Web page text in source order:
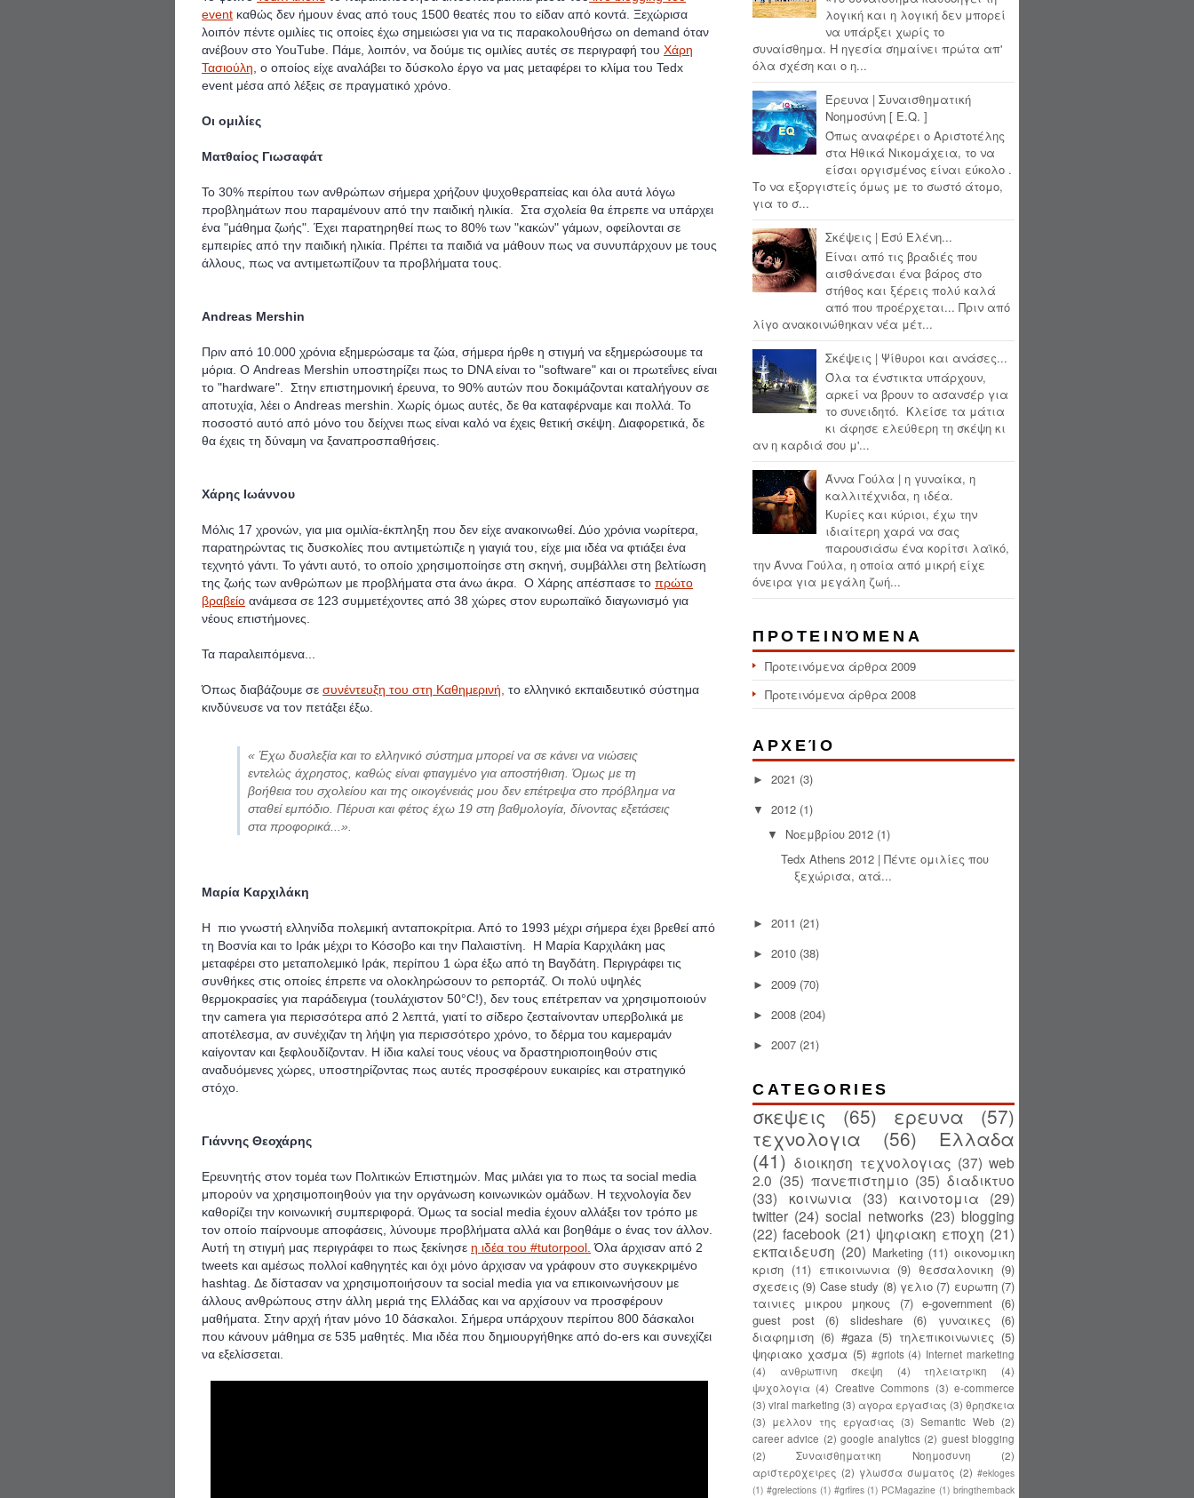
event καθώς δεν ήμουν ένας από τους 1500 θεατές που το είδαν από κοντά. Ξεχώρισα
λοιπόν πέντε ομιλίες τις οποίες έχω σημειώσει για να τις παρακολουθήσω on demand όταν
ανέβουν στο YouTube. Πάμε, λοιπόν, να δούμε τις ομιλίες αυτές σε περιγραφή του Χάρη
Τασιούλη , ο οποίος είχε αναλάβει το δύσκολο έργο να μας μεταφέρει το κλίμα του Tedx
event μέσα από λέξεις σε πραγματικό χρόνο.
Οι ομιλίες
Ματθαίος Γιωσαφάτ
Το 30% περίπου των ανθρώπων σήμερα χρήζουν ψυχοθεραπείας και όλα αυτά λόγω
προβλημάτων που παραμένουν από την παιδική ηλικία. Στα σχολεία θα έπρεπε να υπάρχει
ένα "μάθημα ζωής". Έχει παρατηρηθεί πως το 80% των "κακών" γάμων, οφείλονται σε
εμπειρίες από την παιδική ηλικία. Πρέπει τα παιδιά να μάθουν πως να συνυπάρχουν με τους
άλλους, πως να αντιμετωπίζουν τα προβλήματα τους.
Andreas Mershin
Πριν από 10.000 χρόνια εξημερώσαμε τα ζώα, σήμερα ήρθε η στιγμή να εξημερώσουμε τα
μόρια. Ο Andreas Mershin υποστηρίζει πως το DNA είναι το "software" και οι πρωτεΐνες είναι
το "hardware". Στην επιστημονική έρευνα, το 90% αυτών που δοκιμάζονται καταλήγουν σε
αποτυχία, λέει ο Andreas mershin. Χωρίς όμως αυτές, δε θα καταφέρναμε και πολλά. Το
ποσοστό αυτό από μόνο του δείχνει πως είναι καλό να έχεις θετική σκέψη. Διαφορετικά, δε
θα έχεις τη δύναμη να ξαναπροσπαθήσεις.
Χάρης Ιωάννου
Μόλις 17 χρονών, για μια ομιλία-έκπληξη που δεν είχε ανακοινωθεί. Δύο χρόνια νωρίτερα,
παρατηρώντας τις δυσκολίες που αντιμετώπιζε η γιαγιά του, είχε μια ιδέα να φτιάξει ένα
τεχνητό γάντι. Το γάντι αυτό, το οποίο χρησιμοποίησε στη σκηνή, συμβάλλει στη βελτίωση
της ζωής των ανθρώπων με προβλήματα στα άνω άκρα. Ο Χάρης απέσπασε το πρώτο
βραβείο ανάμεσα σε 123 συμμετέχοντες από 38 χώρες στον ευρωπαϊκό διαγωνισμό για
νέους επιστήμονες.
Τα παραλειπόμενα...
Όπως διαβάζουμε σε συνέντευξη του στη Καθημερινή, το ελληνικό εκπαιδευτικό σύστημα
κινδύνευσε να τον πετάξει έξω.
« Έχω δυσλεξία και το ελληνικό σύστημα μπορεί να σε κάνει να νιώσεις
εντελώς άχρηστος, καθώς είναι φτιαγμένο για αποστήθιση. Όμως με τη
βοήθεια του σχολείου και της οικογένειάς μου δεν επέτρεψα στο πρόβλημα να
σταθεί εμπόδιο. Πέρυσι και φέτος έχω 19 στη βαθμολογία, δίνοντας εξετάσεις
στα προφορικά...».
Μαρία Καρχιλάκη
Η πιο γνωστή ελληνίδα πολεμική ανταποκρίτρια. Από το 1993 μέχρι σήμερα έχει βρεθεί από
τη Βοσνία και το Ιράκ μέχρι το Κόσοβο και την Παλαιστίνη. Η Μαρία Καρχιλάκη μας
μεταφέρει στο μεταπολεμικό Ιράκ, περίπου 1 ώρα έξω από τη Βαγδάτη. Περιγράφει τις
συνθήκες στις οποίες έπρεπε να ολοκληρώσουν το ρεπορτάζ. Οι πολύ υψηλές
θερμοκρασίες για παράδειγμα (τουλάχιστον 50°C!), δεν τους επέτρεπαν να χρησιμοποιούν
την camera για περισσότερα από 2 λεπτά, γιατί το σίδερο ζεσταίνονταν υπερβολικά με
αποτέλεσμα, αν συνέχιζαν τη λήψη για περισσότερο χρόνο, το δέρμα του καμεραμάν
καίγονταν και ξεφλουδίζονταν. Η ίδια καλεί τους νέους να δραστηριοποιηθούν στις
αναδυόμενες χώρες, υποστηρίζοντας πως αυτές προσφέρουν ευκαιρίες και στρατηγικό
στόχο.
Γιάννης Θεοχάρης
Ερευνητής στον τομέα των Πολιτικών Επιστημών. Μας μιλάει για το πως τα social media
μπορούν να χρησιμοποιηθούν για την οργάνωση κοινωνικών ομάδων. Η τεχνολογία δεν
καθορίζει την κοινωνική συμπεριφορά. Όμως τα social media έχουν αλλάξει τον τρόπο με
τον οποίο παίρνουμε αποφάσεις, λύνουμε προβλήματα αλλά και βοηθάμε ο ένας τον άλλον.
Αυτή τη στιγμή μας περιγράφει το πως ξεκίνησε η ιδέα του #tutorpool. Όλα άρχισαν από 2
tweets και αμέσως πολλοί καθηγητές και όχι μόνο άρχισαν να γράφουν στο συγκεκριμένο
hashtag. Δε δίστασαν να χρησιμοποιήσουν τα social media για να επικοινωνήσουν με
άλλους ανθρώπους στην άλλη μεριά της Ελλάδας και να αρχίσουν να προσφέρουν
μαθήματα. Στην αρχή ήταν μόνο 10 δάσκαλοι. Σήμερα υπάρχουν περίπου 800 δάσκαλοι
που κάνουν μάθημα σε 535 μαθητές. Μια ιδέα που δημιουργήθηκε από do-ers και συνεχίζει
να εξελίσσεται.
λογική και η λογική δεν μπορεί
να υπάρξει χωρίς το
συναίσθημα. Η ηγεσία σημαίνει πρώτα απ'
όλα σχέση και ο η...
Έρευνα | Συναισθηματική
Νοημοσύνη [ E.Q. ]
Όπως αναφέρει ο Αριστοτέλης
στα Ηθικά Νικομάχεια, το να
είσαι οργισμένος είναι εύκολο .
Το να εξοργιστείς όμως με το σωστό άτομο,
για το σ...
Σκέψεις | Εσύ Ελένη...
Είναι από τις βραδιές που
αισθάνεσαι ένα βάρος στο
στήθος και ξέρεις πολύ καλά
από που προέρχεται... Πριν από
λίγο ανακοινώθηκαν νέα μέτ...
Σκέψεις | Ψίθυροι και ανάσες...
Όλα τα ένστικτα υπάρχουν,
αρκεί να βρουν το ασανσέρ για
το συνειδητό. Κλείσε τα μάτια
κι άφησε ελεύθερη τη σκέψη κι
αν η καρδιά σου μ'...
Άννα Γούλα | η γυναίκα, η
καλλιτέχνιδα, η ιδέα.
Κυρίες και κύριοι, έχω την
ιδιαίτερη χαρά να σας
παρουσιάσω ένα κορίτσι λαϊκό,
την Άννα Γούλα, η οποία από μικρή είχε
όνειρα για μεγάλη ζωή...
ΠΡΟΤΕΙΝΌΜΕΝΑ
Προτεινόμενα άρθρα 2009
Προτεινόμενα άρθρα 2008
ΑΡΧΕΊΟ
► 2021 (3)
▼ 2012 (1)
▼ Νοεμβρίου 2012 (1)
Tedx Athens 2012 | Πέντε ομιλίες που
ξεχώρισα, ατά...
► 2011 (21)
► 2010 (38)
► 2009 (70)
► 2008 (204)
► 2007 (21)
CATEGORIES
σκεψεις (65) ερευνα
(57)
τεχνολογια
(56)
Ελλαδα
(41) διοικηση τεχνολογιας (37) web
2.0 (35) πανεπιστημιο (35) διαδικτυο
(33)
κοινωνια (33) καινοτομια
(29)
twitter (24) social networks (23) blogging
(22) facebook (21) ψηφιακη εποχη (21)
εκπαιδευση (20) Marketing (11) οικονομικη
κριση (11) επικοινωνια (9) θεσσαλονικη (9)
σχεσεις (9) Case study (8) γελιο (7) ευρωπη (7)
ταινιες μικρου μηκους
(7) e-government (6)
guest post
(6) slideshare (6) γυναικες
(6)
διαφημιση (6) #gaza (5) τηλεπικοινωνιες (5)
ψηφιακο χασμα (5) #griots (4) Internet marketing
(4)
ανθρωπινη σκεψη (4) τηλειατρικη
(4)
ψυχολογια (4) Creative Commons (3) e-commerce
(3) viral marketing (3) αγορα εργασιας (3) θρησκεια
(3) μελλον της εργασιας (3) Semantic Web (2)
career advice (2) google analytics (2) guest blogging
(2)
Συναισθηματικη Νοημοσυνη
(2)
αριστεροχειρες (2) γλωσσα σωματος (2) #ekloges
(1) #grelections (1) #grfires (1) PCMagazine (1) bringthemback